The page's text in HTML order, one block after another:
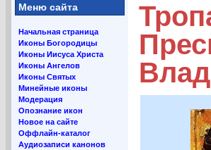
Меню сайта
Начальная страница
Иконы Богородицы
Иконы Иисуса Христа
Иконы Ангелов
Иконы Святых
Минейные иконы
Модерация
Опознание икон
Новое на сайте
Оффлайн-каталог
Аудиозаписи канонов